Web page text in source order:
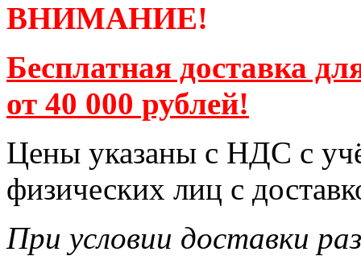
ВНИМАНИЕ!
Бесплатная доставка
от 40 000 рублей!
Цены указаны с НДС с
физических лиц с
При условии доставки